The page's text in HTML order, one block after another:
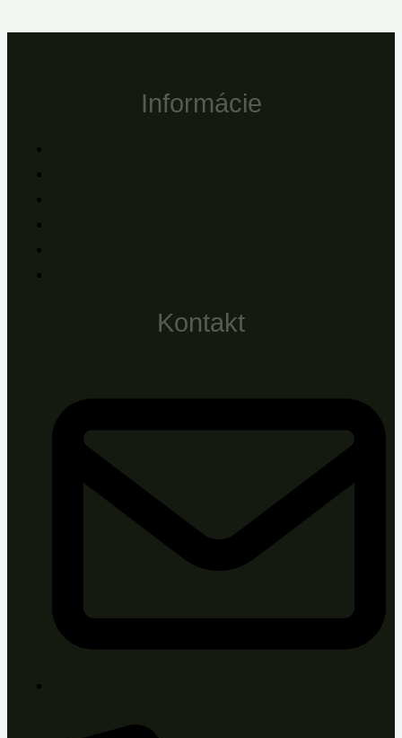
Informácie
Kontakt